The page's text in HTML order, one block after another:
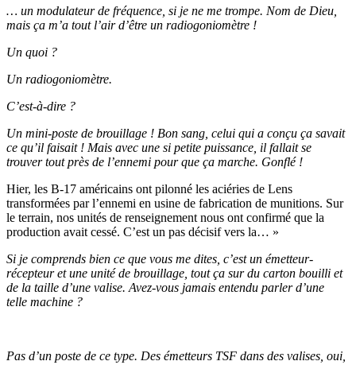
… un modulateur de fréquence, si je ne me trompe. Nom de Dieu,
mais ça m’a tout l’air d’être un radiogoniomètre !
Un quoi ?
Un radiogoniomètre.
C’est-à-dire ?
Un mini-poste de brouillage ! Bon sang, celui qui a conçu ça savait
ce qu’il faisait ! Mais avec une si petite puissance, il fallait se
trouver tout près de l’ennemi pour que ça marche. Gonflé !
Hier, les B-17 américains ont pilonné les aciéries de Lens
transformées par l’ennemi en usine de fabrication de munitions. Sur
le terrain, nos unités de renseignement nous ont confirmé que la
production avait cessé. C’est un pas décisif vers la… »
Si je comprends bien ce que vous me dites, c’est un émetteur-
récepteur et une unité de brouillage, tout ça sur du carton bouilli et
de la taille d’une valise. Avez-vous jamais entendu parler d’une
telle machine ?
Pas d’un poste de ce type. Des émetteurs TSF dans des valises, oui,